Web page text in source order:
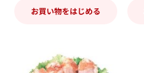
お買い物をはじめる